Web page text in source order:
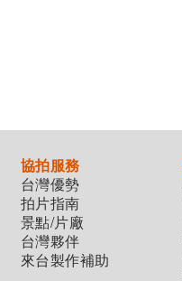
協拍服務
台灣優勢
拍片指南
景點/片廠
台灣夥伴
來台製作補助